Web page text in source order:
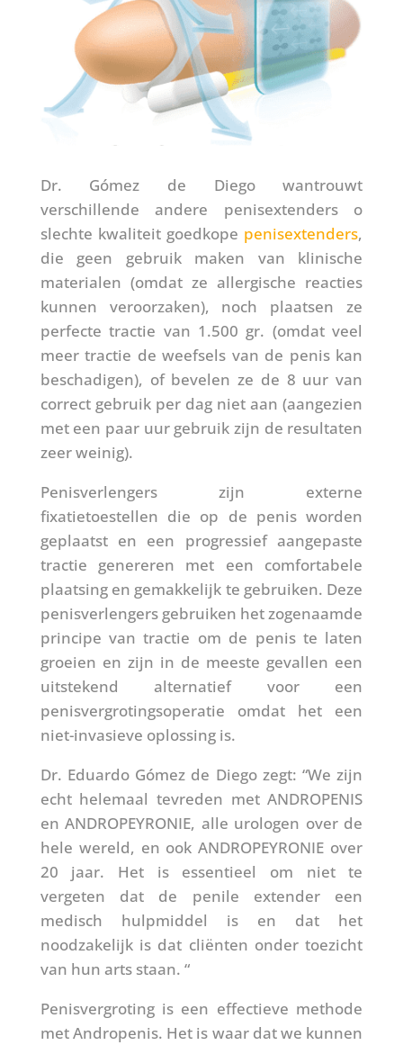
Dr. Gómez de Diego wantrouwt
verschillende andere penisextenders o
slechte kwaliteit goedkope penisextenders,
die geen gebruik maken van klinische
materialen (omdat ze allergische reacties
kunnen veroorzaken), noch plaatsen ze
perfecte tractie van 1.500 gr. (omdat veel
meer tractie de weefsels van de penis kan
beschadigen), of bevelen ze de 8 uur van
correct gebruik per dag niet aan (aangezien
met een paar uur gebruik zijn de resultaten
zeer weinig).
Penisverlengers zijn externe
fixatietoestellen die op de penis worden
geplaatst en een progressief aangepaste
tractie genereren met een comfortabele
plaatsing en gemakkelijk te gebruiken. Deze
penisverlengers gebruiken het zogenaamde
principe van tractie om de penis te laten
groeien en zijn in de meeste gevallen een
uitstekend alternatief voor een
penisvergrotingsoperatie omdat het een
niet-invasieve oplossing is.
Dr. Eduardo Gómez de Diego zegt: “We zijn
echt helemaal tevreden met ANDROPENIS
en ANDROPEYRONIE, alle urologen over de
hele wereld, en ook ANDROPEYRONIE over
20 jaar. Het is essentieel om niet te
vergeten dat de penile extender een
medisch hulpmiddel is en dat het
noodzakelijk is dat cliënten onder toezicht
van hun arts staan. “
Penisvergroting is een effectieve methode
met Andropenis. Het is waar dat we kunnen